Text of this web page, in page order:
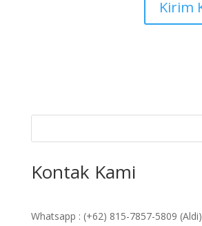
Kontak Kami
Whatsapp : (+62) 815-7857-5809 (Aldi)